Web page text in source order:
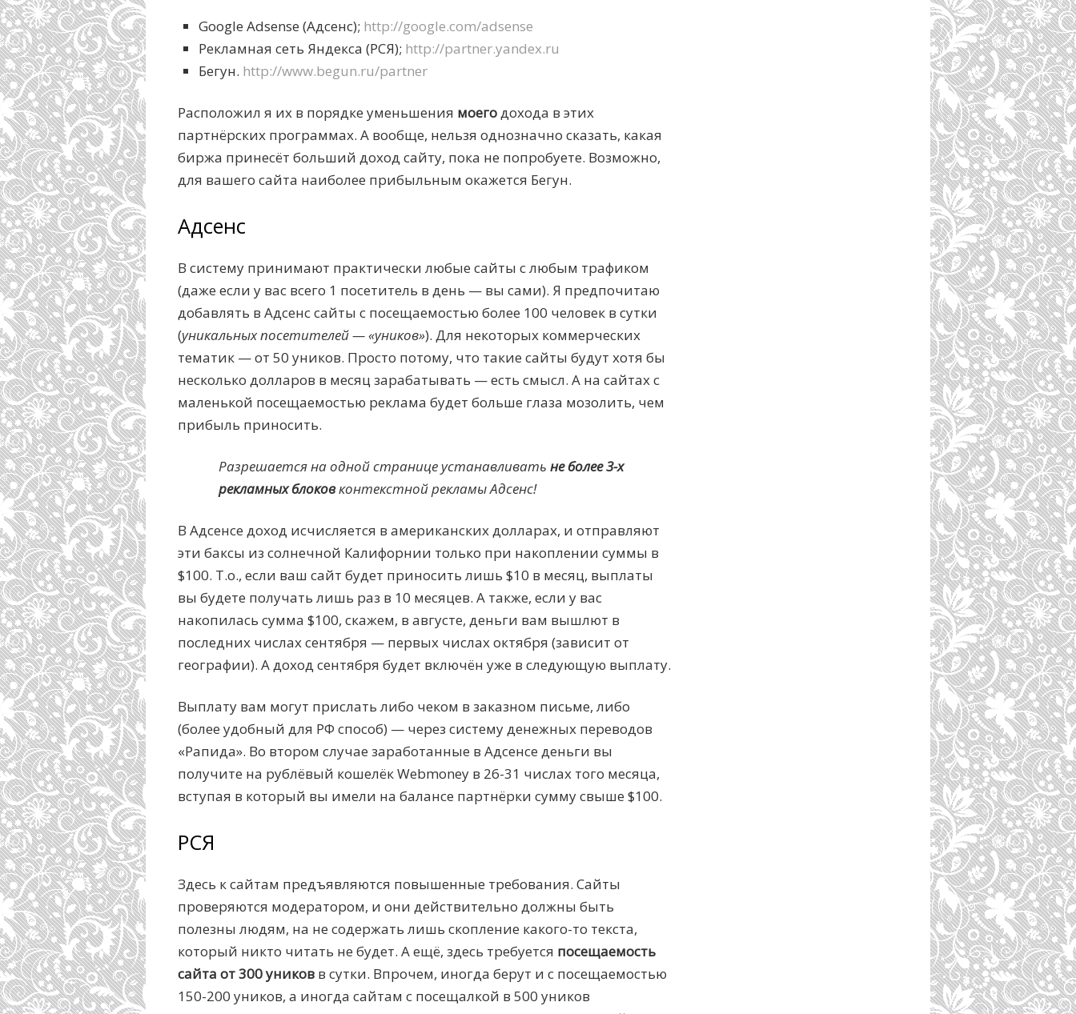
Google Adsense (Адсенс); http://google.com/adsense
Рекламная сеть Яндекса (РСЯ); http://partner.yandex.ru
Бегун. http://www.begun.ru/partner
Расположил я их в порядке уменьшения моегодохода в этих
партнёрских программах. А вообще, нельзя однозначно сказать, какая
биржа принесёт больший доход сайту, пока не попробуете. Возможно,
для вашего сайта наиболее прибыльным окажется Бегун.
Адсенс
В систему принимают практически любые сайты с любым трафиком
(даже если у вас всего 1 посетитель в день — вы сами). Я предпочитаю
добавлять в Адсенс сайты с посещаемостью более 100 человек в сутки
(уникальных посетителей — «уников»). Для некоторых коммерческих
тематик — от 50 уников. Просто потому, что такие сайты будут хотя бы
несколько долларов в месяц зарабатывать — есть смысл. А на сайтах с
маленькой посещаемостью реклама будет больше глаза мозолить, чем
прибыль приносить.
Разрешается на одной странице устанавливать не более 3-х
рекламных блоковконтекстной рекламы Адсенс!
В Адсенсе доход исчисляется в американских долларах, и отправляют
эти баксы из солнечной Калифорнии только при накоплении суммы в
$100. Т.о., если ваш сайт будет приносить лишь $10 в месяц, выплаты
вы будете получать лишь раз в 10 месяцев. А также, если у вас
накопилась сумма $100, скажем, в августе, деньги вам вышлют в
последних числах сентября — первых числах октября (зависит от
географии). А доход сентября будет включён уже в следующую выплату.
Выплату вам могут прислать либо чеком в заказном письме, либо
(более удобный для РФ способ) — через систему денежных переводов
«Рапида». Во втором случае заработанные в Адсенсе деньги вы
получите на рублёвый кошелёк Webmoney в 26-31 числах того месяца,
вступая в который вы имели на балансе партнёрки сумму свыше $100.
РСЯ
Здесь к сайтам предъявляются повышенные требования. Сайты
проверяются модератором, и они действительно должны быть
полезны людям, на не содержать лишь скопление какого-то текста,
который никто читать не будет. А ещё, здесь требуется посещаемость
сайта от 300 уников в сутки. Впрочем, иногда берут и с посещаемостью
150-200 уников, а иногда сайтам с посещалкой в 500 уников